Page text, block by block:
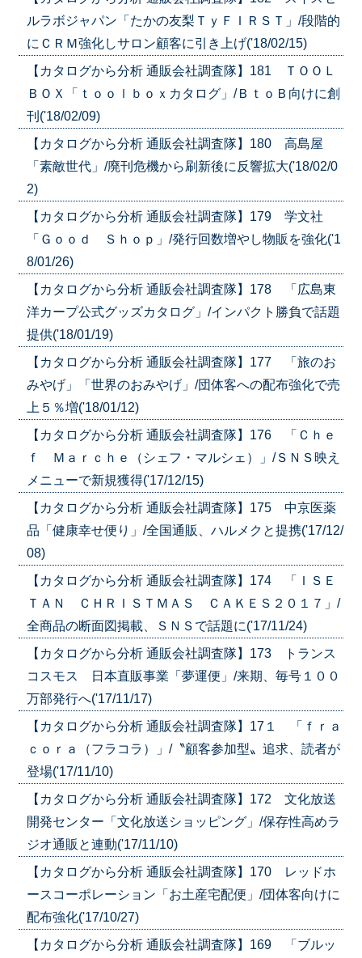
ルラボジャパン「たかの友梨ＴｙＦＩＲＳＴ」/段階的
にＣＲＭ強化しサロン顧客に引き上げ('18/02/15)
【カタログから分析 通販会社調査隊】181 ＴＯＯＬ
ＢＯＸ「ｔｏｏｌｂｏｘカタログ」/ＢｔｏＢ向けに創
刊('18/02/09)
【カタログから分析 通販会社調査隊】180 高島屋
「素敵世代」/廃刊危機から刷新後に反響拡大('18/02/0
2)
【カタログから分析 通販会社調査隊】179 学文社
「Ｇｏｏｄ Ｓｈｏｐ」/発行回数増やし物販を強化('1
8/01/26)
【カタログから分析 通販会社調査隊】178 「広島東
洋カープ公式グッズカタログ」/インパクト勝負で話題
提供('18/01/19)
【カタログから分析 通販会社調査隊】177 「旅のお
みやげ」「世界のおみやげ」/団体客への配布強化で売
上５％増('18/01/12)
【カタログから分析 通販会社調査隊】176 「Ｃｈｅ
ｆ Ｍａｒｃｈｅ（シェフ・マルシェ）」/ＳＮＳ映え
メニューで新規獲得('17/12/15)
【カタログから分析 通販会社調査隊】175 中京医薬
品「健康幸せ便り」/全国通販、ハルメクと提携('17/12/
08)
【カタログから分析 通販会社調査隊】174 「ＩＳＥ
ＴＡＮ ＣＨＲＩＳＴＭＡＳ ＣＡＫＥＳ２０１７」/
全商品の断面図掲載、ＳＮＳで話題に('17/11/24)
【カタログから分析 通販会社調査隊】173 トランス
コスモス 日本直販事業「夢運便」/来期、毎号１００
万部発行へ('17/11/17)
【カタログから分析 通販会社調査隊】17１ 「ｆｒａ
ｃｏｒａ（フラコラ）」/〝顧客参加型〟追求、読者が
登場('17/11/10)
【カタログから分析 通販会社調査隊】172 文化放送
開発センター「文化放送ショッピング」/保存性高めラ
ジオ通販と連動('17/11/10)
【カタログから分析 通販会社調査隊】170 レッドホ
ースコーポレーション「お土産宅配便」/団体客向けに
配布強化('17/10/27)
【カタログから分析 通販会社調査隊】169 「ブルッ